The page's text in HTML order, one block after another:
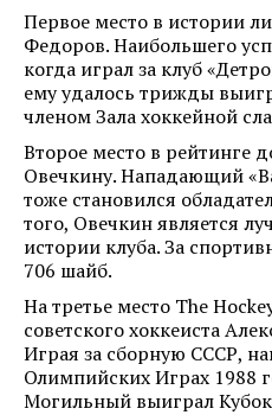
Первое место в истории
Федоров. Наибольшего
когда играл за клуб
ему удалось трижды
членом Зала хоккейной
Второе место в рейтинге
Овечкину. Нападающий
тоже становился
того, Овечкин является
истории клуба. За
706 шайб.
На третье место The
советского хоккеиста
Играя за сборную СССР,
Олимпийских Играх 1988
Могильный выиграл